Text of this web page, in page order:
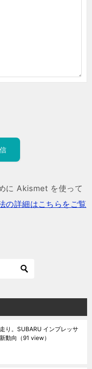
に Akismet を使って
の詳細はこちらをご覧
り。SUBARU インプレッサ
動向 （91 view）